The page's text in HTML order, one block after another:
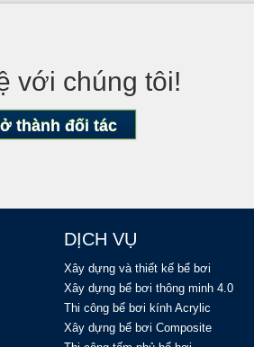
với chúng tôi!
thành đối tác
DỊCH VỤ
Xây dựng và thiết kế bể bơi
Xây dựng bể bơi thông minh 4.0
Thi công bể bơi kính Acrylic
Xây dựng bể bơi Composite